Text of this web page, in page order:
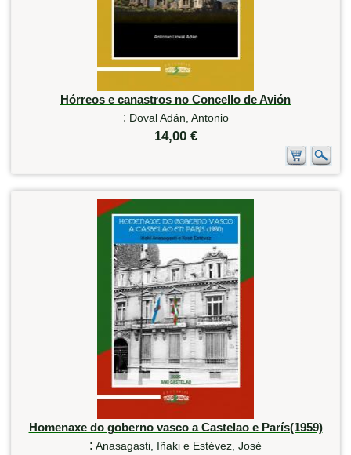
Hórreos e canastros no Concello de Avión
: Doval Adán, Antonio
14,00 €
Homenaxe do goberno vasco a Castelao e París(1959)
: Anasagasti, Iñaki e Estévez, José